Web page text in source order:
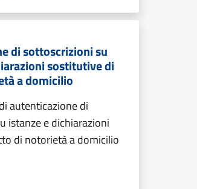
di sottoscrizioni su
sostitutive di
a domicilio
autenticazione di
istanze e dichiarazioni
di notorietà a domicilio